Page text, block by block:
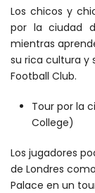
Los chicos y
por la ciudad
mientras
su rica cultura y
Football Club.
Tour por la
College)
Los jugadores
de Londres
Palace en un